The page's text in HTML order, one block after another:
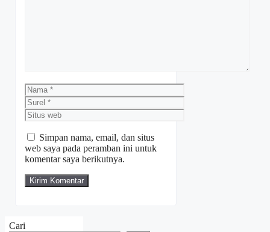
Nama
Surel
Situs
web
Simpan nama, email, dan situs
web saya pada peramban ini untuk
komentar saya berikutnya.
Cari